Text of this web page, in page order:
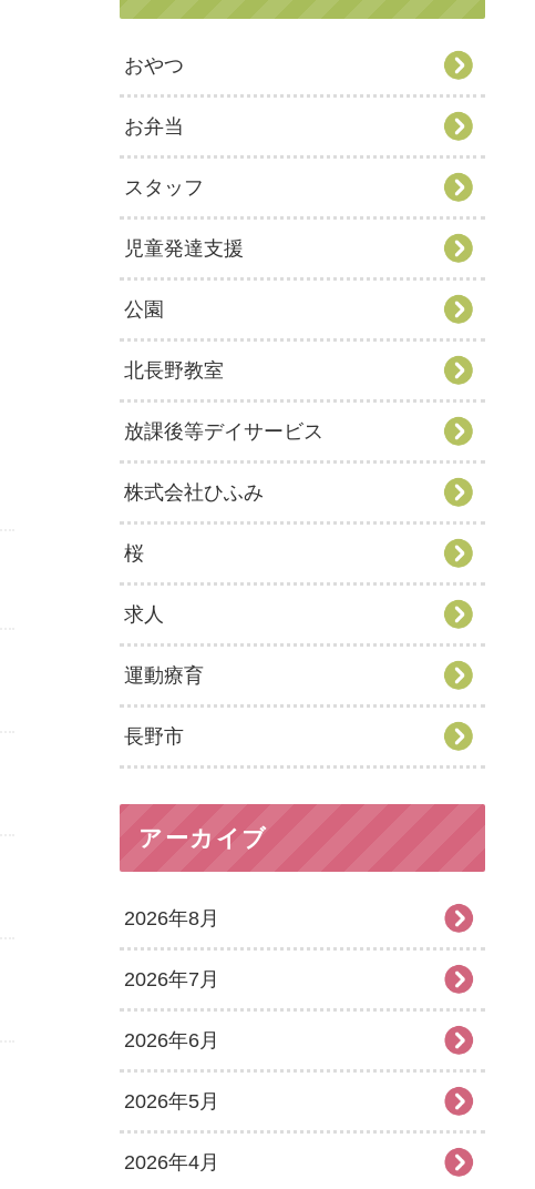
おやつ
お弁当
スタッフ
児童発達支援
公園
北長野教室
放課後等デイサービス
株式会社ひふみ
桜
求人
運動療育
長野市
アーカイブ
2026年8月
2026年7月
2026年6月
2026年5月
2026年4月